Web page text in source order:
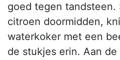
goed tegen tandsteen.
citroen doormidden,
waterkoker met een
de stukjes erin. Aan